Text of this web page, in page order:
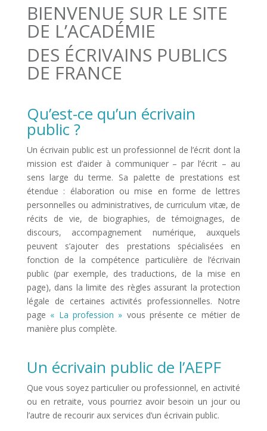
BIENVENUE SUR LE SITE
DE L’ACADÉMIE
DES ÉCRIVAINS PUBLICS
DE FRANCE
Qu’est-ce qu’un écrivain
public ?
Un écrivain public est un professionnel de l’écrit dont la
mission est d’aider à communiquer – par l’écrit – au
sens large du terme. Sa palette de prestations est
étendue : élaboration ou mise en forme de lettres
personnelles ou administratives, de curriculum vitæ, de
récits de vie, de biographies, de témoignages, de
discours, accompagnement numérique, auxquels
peuvent s’ajouter des prestations spécialisées en
fonction de la compétence particulière de l’écrivain
public (par exemple, des traductions, de la mise en
page), dans la limite des règles assurant la protection
légale de certaines activités professionnelles. Notre
page « La profession » vous présente ce métier de
manière plus complète.
Un écrivain public de l’AEPF
Que vous soyez particulier ou professionnel, en activité
ou en retraite, vous pourriez avoir besoin un jour ou
l’autre de recourir aux services d’un écrivain public.